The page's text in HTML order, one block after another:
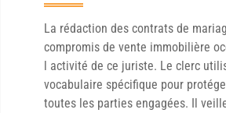
La rédaction des contrats de
compromis de vente immobilière
l activité de ce juriste. Le clerc
vocabulaire spécifique pour
toutes les parties engagées. Il